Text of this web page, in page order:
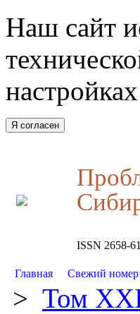
Наш сайт
Я согласен
ISSN 2658-
Главная Свежий номер
> Том